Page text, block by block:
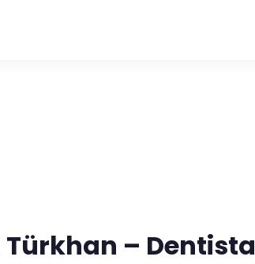
Türkhan – Dentista